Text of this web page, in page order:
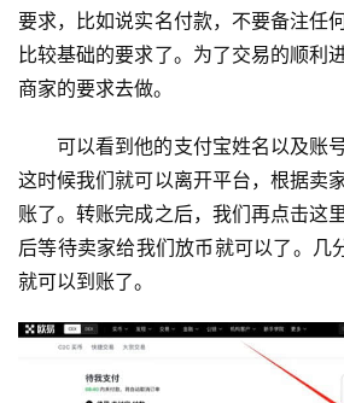
要求，比如说实名付款，不要备注任
比较基础的要求了。为了交易的顺利
商家的要求去做。
可以看到他的支付宝姓名以及账
这时候我们就可以离开平台，根据卖
账了。转账完成之后，我们再点击这
后等待卖家给我们放币就可以了。几
就可以到账了。